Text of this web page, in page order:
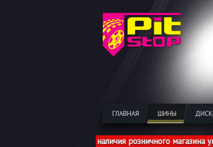
ГЛАВНАЯ ШИНЫ
Цены на шины из наличия розничного магазина